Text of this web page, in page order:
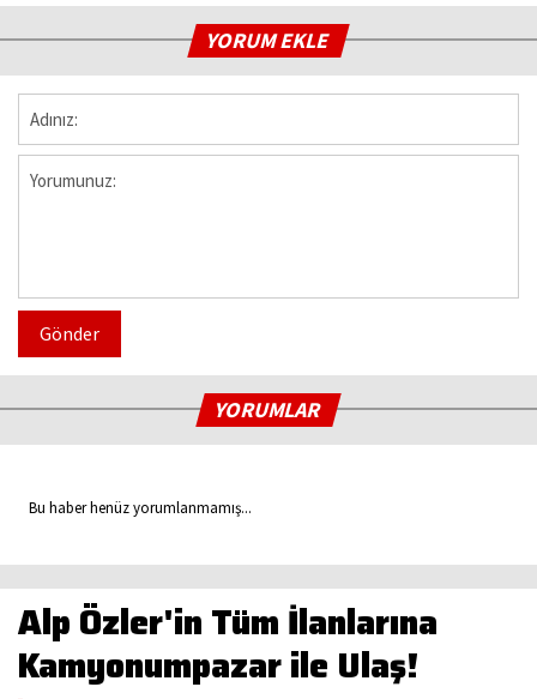
YORUM EKLE
Gönder
YORUMLAR
Bu haber henüz yorumlanmamış...
Alp Özler'in Tüm İlanlarına
Kamyonumpazar ile Ulaş!